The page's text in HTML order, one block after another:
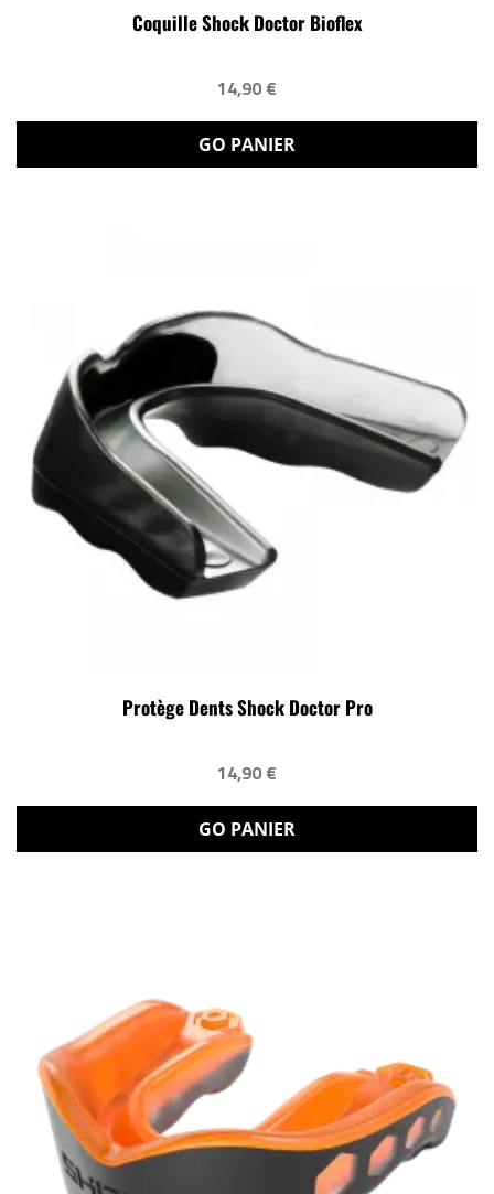
Coquille Shock Doctor Bioflex
14,90 €
GO PANIER
Protège Dents Shock Doctor Pro
14,90 €
GO PANIER